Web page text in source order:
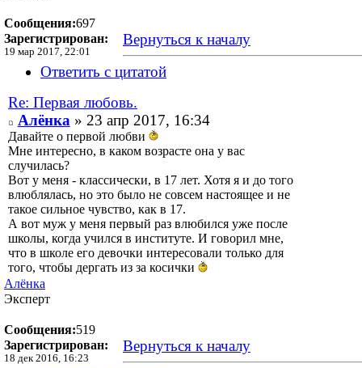
Сообщения:697
Зарегистрирован:
19 мар 2017, 22:01
Вернуться к началу
Ответить с цитатой
Re: Первая любовь.
Алёнка » 23 апр 2017, 16:34
Давайте о первой любви
Мне интересно, в каком возрасте она у вас
случилась?
Вот у меня - классически, в 17 лет. Хотя я и до того
влюблялась, но это было не совсем настоящее и не
такое сильное чувство, как в 17.
А вот муж у меня первый раз влюбился уже после
школы, когда учился в институте. И говорил мне,
что в школе его девочки интересовали только для
того, чтобы дергать из за косички
Алёнка
Эксперт
Сообщения:519
Зарегистрирован:
18 дек 2016, 16:23
Вернуться к началу